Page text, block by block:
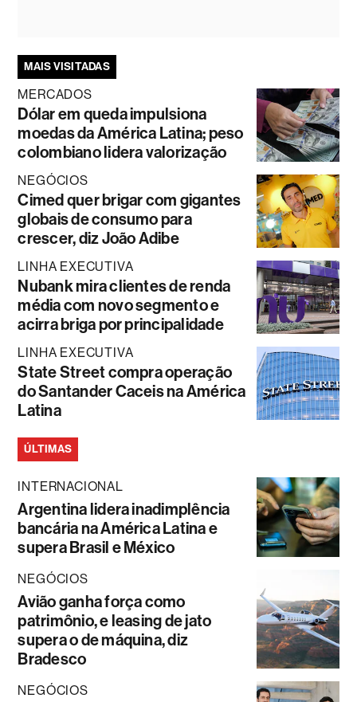
MAIS VISITADAS
MERCADOS
Dólar em queda impulsiona
moedas da América Latina; peso
colombiano lidera valorização
NEGÓCIOS
Cimed quer brigar com gigantes
globais de consumo para
crescer, diz João Adibe
LINHA EXECUTIVA
Nubank mira clientes de renda
média com novo segmento e
acirra briga por principalidade
LINHA EXECUTIVA
State Street compra operação
do Santander Caceis na América
Latina
ÚLTIMAS
INTERNACIONAL
Argentina lidera inadimplência
bancária na América Latina e
supera Brasil e México
NEGÓCIOS
Avião ganha força como
patrimônio, e leasing de jato
supera o de máquina, diz
Bradesco
NEGÓCIOS